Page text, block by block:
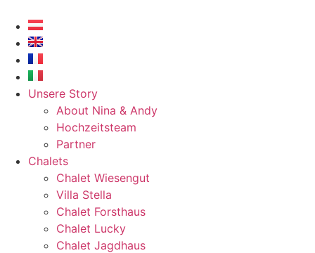
Unsere Story
About Nina & Andy
Hochzeitsteam
Partner
Chalets
Chalet Wiesengut
Villa Stella
Chalet Forsthaus
Chalet Lucky
Chalet Jagdhaus